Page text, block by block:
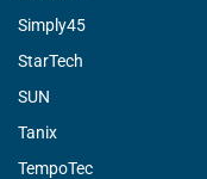
Simply45
StarTech
SUN
Tanix
TempoTec